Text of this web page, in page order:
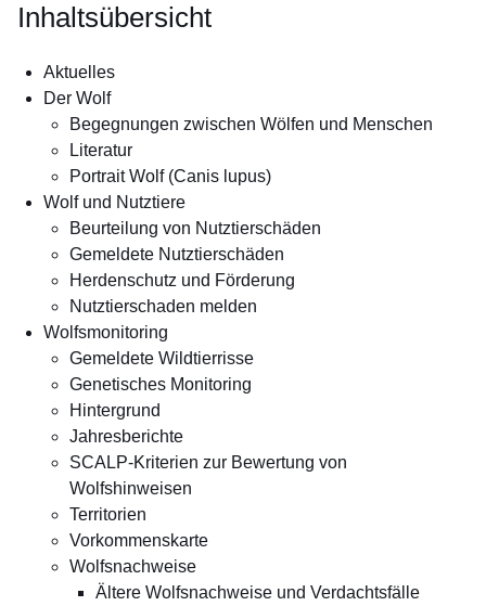
Inhaltsübersicht
Aktuelles
Der Wolf
Begegnungen zwischen Wölfen und Menschen
Literatur
Portrait Wolf (Canis lupus)
Wolf und Nutztiere
Beurteilung von Nutztierschäden
Gemeldete Nutztierschäden
Herdenschutz und Förderung
Nutztierschaden melden
Wolfsmonitoring
Gemeldete Wildtierrisse
Genetisches Monitoring
Hintergrund
Jahresberichte
SCALP-Kriterien zur Bewertung von
Wolfshinweisen
Territorien
Vorkommenskarte
Wolfsnachweise
Ältere Wolfsnachweise und Verdachtsfälle